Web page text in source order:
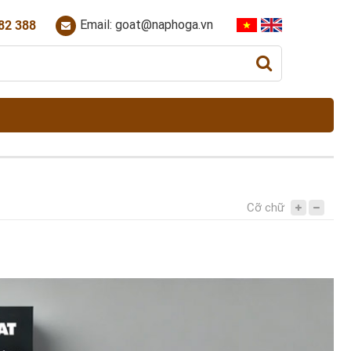
388 Email: goat@naphoga.vn
Cỡ chữ